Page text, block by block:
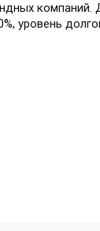
компаний.
уровень